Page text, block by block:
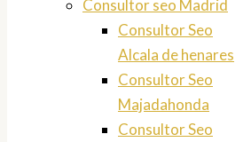
Consultor seo Madrid
Consultor Seo
Alcala de henares
Consultor Seo
Majadahonda
Consultor Seo